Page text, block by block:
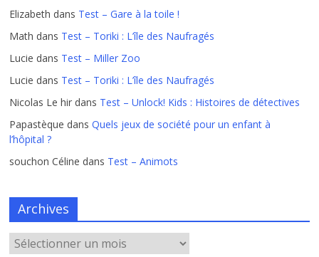
Elizabeth dans Test – Gare à la toile !
Math dans Test – Toriki : L’île des Naufragés
Lucie dans Test – Miller Zoo
Lucie dans Test – Toriki : L’île des Naufragés
Nicolas Le hir dans Test – Unlock! Kids : Histoires de détectives
Papastèque dansQuels jeux de société pour un enfant à
l’hôpital ?
souchon Céline dans Test – Animots
Archives